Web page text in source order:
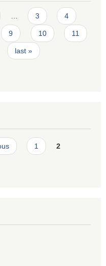
3 4
9 10 11
last »
1 2